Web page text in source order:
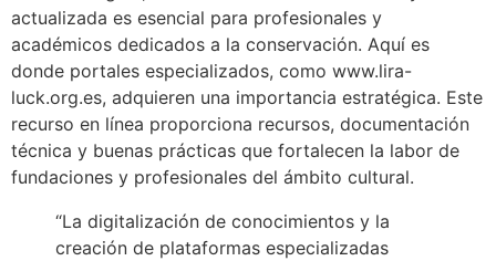
actualizada es esencial para profesionales y
académicos dedicados a la conservación. Aquí es
donde portales especializados, como www.lira-
luck.org.es, adquieren una importancia estratégica. Este
recurso en línea proporciona recursos, documentación
técnica y buenas prácticas que fortalecen la labor de
fundaciones y profesionales del ámbito cultural.
“La digitalización de conocimientos y la
creación de plataformas especializadas